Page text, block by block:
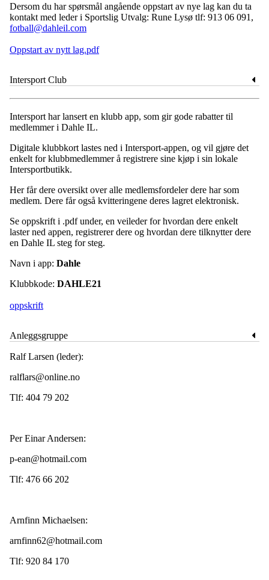
Dersom du har spørsmål angående oppstart av nye lag kan du ta
kontakt med leder i Sportslig Utvalg: Rune Lysø tlf: 913 06 091,
fotball@dahleil.com
Oppstart av nytt lag.pdf
Intersport Club
Intersport har lansert en klubb app, som gir gode rabatter til
medlemmer i Dahle IL.
Digitale klubbkort lastes ned i Intersport-appen, og vil gjøre det
enkelt for klubbmedlemmer å registrere sine kjøp i sin lokale
Intersportbutikk.
Her får dere oversikt over alle medlemsfordeler dere har som
medlem. Dere får også kvitteringene deres lagret elektronisk.
Se oppskrift i .pdf under, en veileder for hvordan dere enkelt
laster ned appen, registrerer dere og hvordan dere tilknytter dere
en Dahle IL steg for steg.
Navn i app: Dahle
Klubbkode: DAHLE21
oppskrift
Anleggsgruppe
Ralf Larsen (leder):
ralflars@online.no
Tlf: 404 79 202
Per Einar Andersen:
p-ean@hotmail.com
Tlf: 476 66 202
Arnfinn Michaelsen:
arnfinn62@hotmail.com
Tlf: 920 84 170